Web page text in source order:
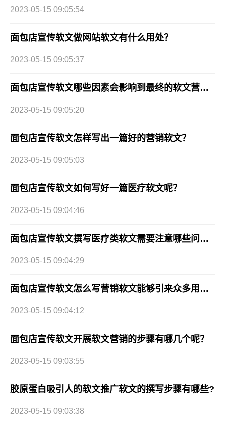
2023-05-15 09:05:54
面包店宣传软文做网站软文有什么用处？
2023-05-15 09:05:37
面包店宣传软文哪些因素会影响到最终的软文营销效果?
2023-05-15 09:05:20
面包店宣传软文怎样写出一篇好的营销软文？
2023-05-15 09:05:03
面包店宣传软文如何写好一篇医疗软文呢？
2023-05-15 09:04:46
面包店宣传软文撰写医疗类软文需要注意哪些问题？
2023-05-15 09:04:29
面包店宣传软文怎么写营销软文能够引来众多用户下单？
2023-05-15 09:04:12
面包店宣传软文开展软文营销的步骤有哪几个呢？
2023-05-15 09:03:55
胶原蛋白吸引人的软文推广软文的撰写步骤有哪些?
2023-05-15 09:03:38